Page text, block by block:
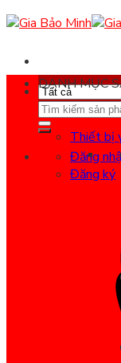
Skip
to
Search
for:
Đăng
Đăng ký
DANH MỤC
Thiết bị